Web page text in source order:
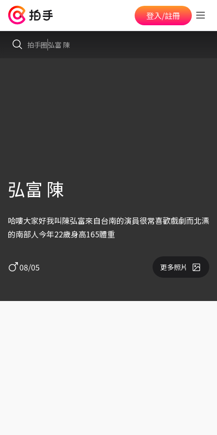
登入/註冊
拍手圈弘富 陳
弘富 陳
哈嘍大家好我叫陳弘富來自台南的演員很常喜歡戲劇而北漂
的南部人今年22歲身高165體重
08/05 更多照片